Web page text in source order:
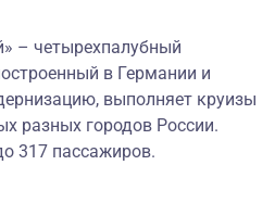
– четырехпалубный
в Германии и
выполняет круизы
разных городов России.
317 пассажиров.